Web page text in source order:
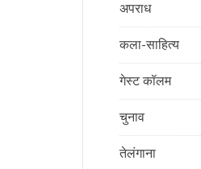
अपराध
कला-साहित्य
गेस्ट कॉलम
चुनाव
तेलंगाना